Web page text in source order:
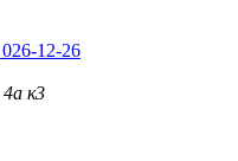
12-26
к3